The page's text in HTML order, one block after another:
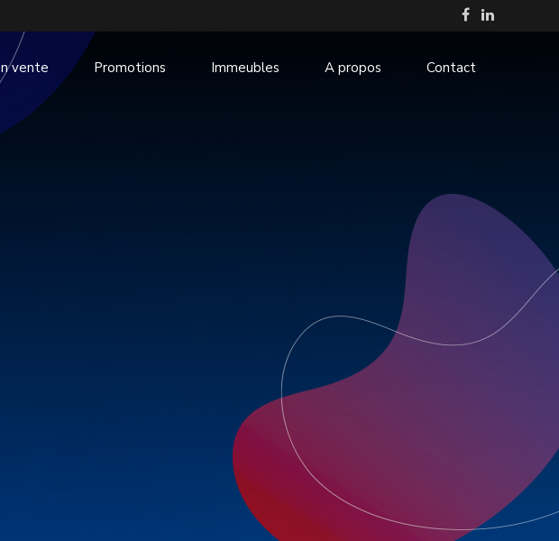
vente Promotions Immeubles A propos Contact